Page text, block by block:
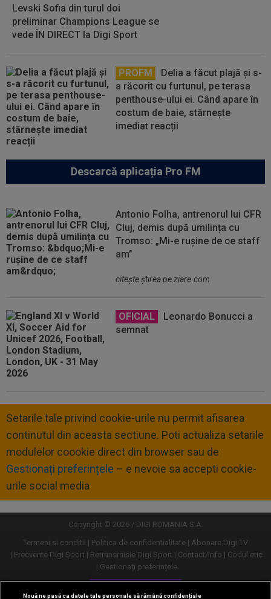
Levski Sofia din turul doi
preliminar Champions League se
vede ÎN DIRECT la Digi Sport
PROFM
Delia a făcut plajă și s-
a răcorit cu furtunul, pe terasa
penthouse-ului ei. Când apare în
costum de baie, stârnește
imediat reacții
Descarcă aplicația Pro FM
Antonio Folha, antrenorul lui CFR
Cluj, demis după umilința cu
Tromso: „Mi-e rușine de ce staff
am”
citeşte ştirea pe ziare.com
OFICIAL
Leonardo Bonucci a
semnat
Setarile tale privind cookie-urile nu permit afisarea
continutul din aceasta sectiune. Poti actualiza setarile
modulelor coookie direct din browser sau de
Gestionați preferințele – e nevoie sa accepti cookie-
urile social media
Copyright © 2026 / DIGI ROMANIA S.A.
Termeni si conditii
Politica de confidentialitate
Abonare Digi TV
Frecvente Digi Sport
Retransmisie Digi Sport Contact/Info
Codul etic
Gestionați preferințele
Versiune desktop
Nouă ne pasă ca datele tale personale să rămână confidențiale